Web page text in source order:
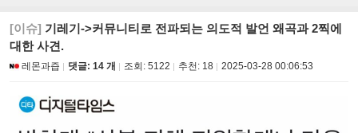
[이슈] 기레기->커뮤니티로 전파되는 의도적 발언 왜곡과 2찍에
대한 사견.
레몬과즙 댓글: 14 개 조회: 5122 추천: 18 2025-03-28 00:06:53